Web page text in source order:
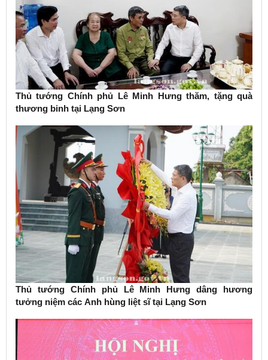
Thủ tướng Chính phủ Lê Minh Hưng thăm, tặng quà
thương binh tại Lạng Sơn
Thủ tướng Chính phủ Lê Minh Hưng dâng hương
tưởng niệm các Anh hùng liệt sĩ tại Lạng Sơn